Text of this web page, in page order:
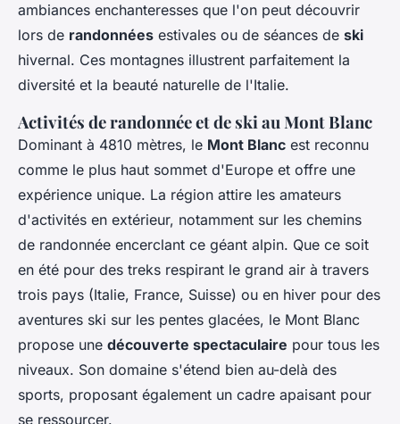
ambiances enchanteresses que l'on peut découvrir
lors de randonnées estivales ou de séances de ski
hivernal. Ces montagnes illustrent parfaitement la
diversité et la beauté naturelle de l'Italie.
Activités de randonnée et de ski au Mont Blanc
Dominant à 4810 mètres, le Mont Blanc est reconnu
comme le plus haut sommet d'Europe et offre une
expérience unique. La région attire les amateurs
d'activités en extérieur, notamment sur les chemins
de randonnée encerclant ce géant alpin. Que ce soit
en été pour des treks respirant le grand air à travers
trois pays (Italie, France, Suisse) ou en hiver pour des
aventures ski sur les pentes glacées, le Mont Blanc
propose une découverte spectaculaire pour tous les
niveaux. Son domaine s'étend bien au-delà des
sports, proposant également un cadre apaisant pour
se ressourcer.